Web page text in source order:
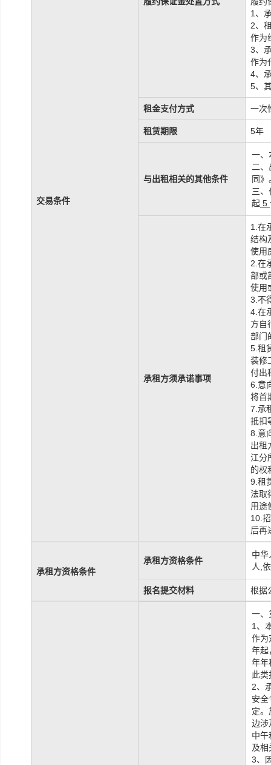
交易条件
1、
2、
作为
3、
作为
4、
5、
租金支付方式 一次
租赁期限 5年
与出租相关的其他条件
一、
二
同》
三、
起 5
承租方须承诺事项
1.在
结构
使用
2.在
部或
使用
3.不
4.在
方自
部门
5.租
装修
付出
6.意
将首
7.承
抵扣
8.意
出租
江分
的权
9.租
法取
用途
10.
后再
承租方资格条件
承租方资格条件
中华
人,
报名提交材料 根据
一、
1、
作为
年起
年年
此类
2、
安全
定。
边涉
中午
及相
3、